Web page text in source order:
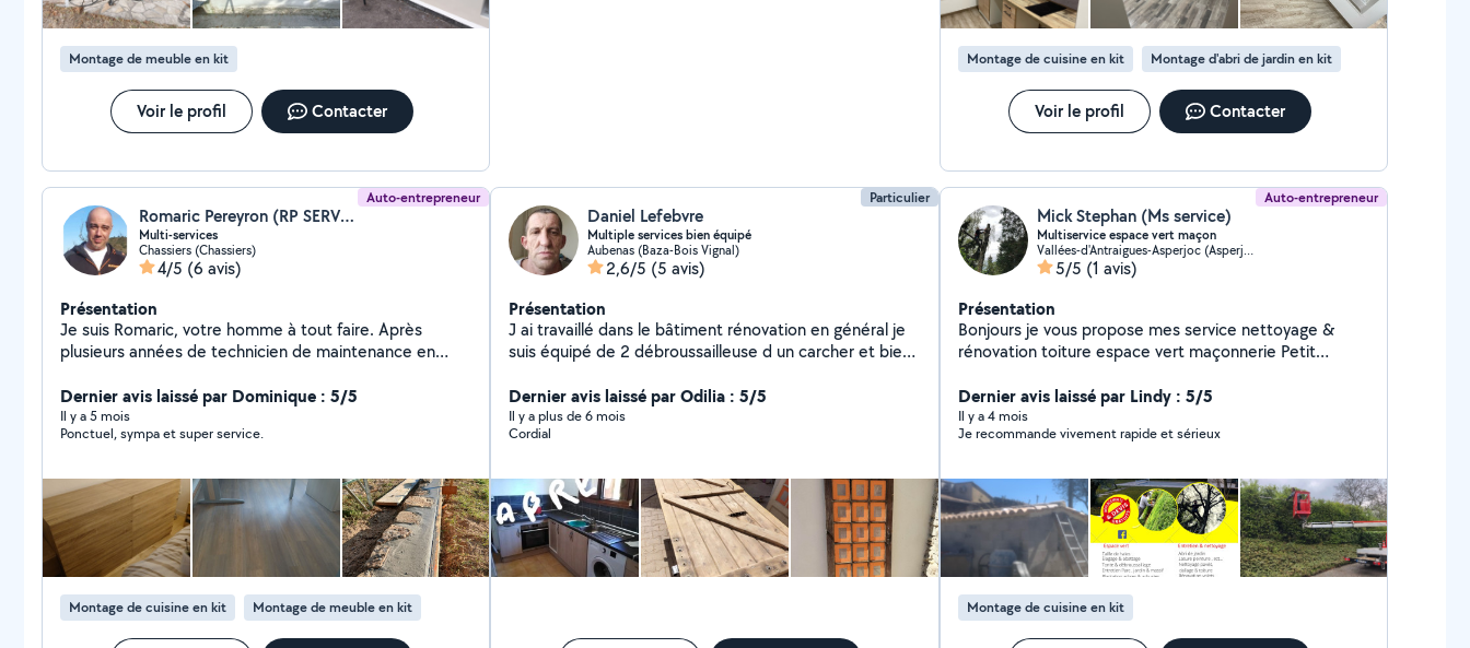
Montage de meuble en kit
Voir le profil Contacter
Montage de cuisine en kit Montage d'abri de jardin en kit
Voir le profil Contacter
Auto-entrepreneur
Romaric Pereyron (RP SERVICES)
Multi-services
Chassiers (Chassiers)
4/5 (6 avis)
Présentation
Je suis Romaric, votre homme à tout faire. Après
plusieurs années de technicien de maintenance en
entreprise dans ce domaine. Située à Chassiers, à côté
de Largentière j'interviens sur tout le sud Ardèche. De
Valgorge à Vallon pont d'arc et d'Aubenas à St Paul de
habitations, que se soit, une maison principale, une
maison secondaire ou un gîte. Mes interventions sont
très variées, cela peut être une fuite d'eau, le
remplacement d'un robinet, l'installation d'une prise de
courant, repeindre un mur, l'entretien d'une piscine ou
de pelouse.
Dernier avis laissé par Dominique : 5/5
Il y a 5 mois
Ponctuel, sympa et super service.
Montage de cuisine en kit Montage de meuble en kit
Particulier
Daniel Lefebvre
Multiple services bien équipé
Aubenas (Baza-Bois Vignal)
2,6/5 (5 avis)
Présentation
J ai travaillé dans le bâtiment rénovation en général je
suis équipé de 2 débroussailleuse d un carcher et bien
Dernier avis laissé par Odilia : 5/5
Il y a plus de 6 mois
Cordial
Auto-entrepreneur
Mick Stephan (Ms service)
Multiservice espace vert maçon
Vallées-d'Antraigues-Asperjoc (Asperjoc)
5/5 (1 avis)
Présentation
Bonjours je vous propose mes service nettoyage &
rénovation toiture espace vert maçonnerie Petit
Dernier avis laissé par Lindy : 5/5
Il y a 4 mois
Je recommande vivement rapide et sérieux
Montage de cuisine en kit